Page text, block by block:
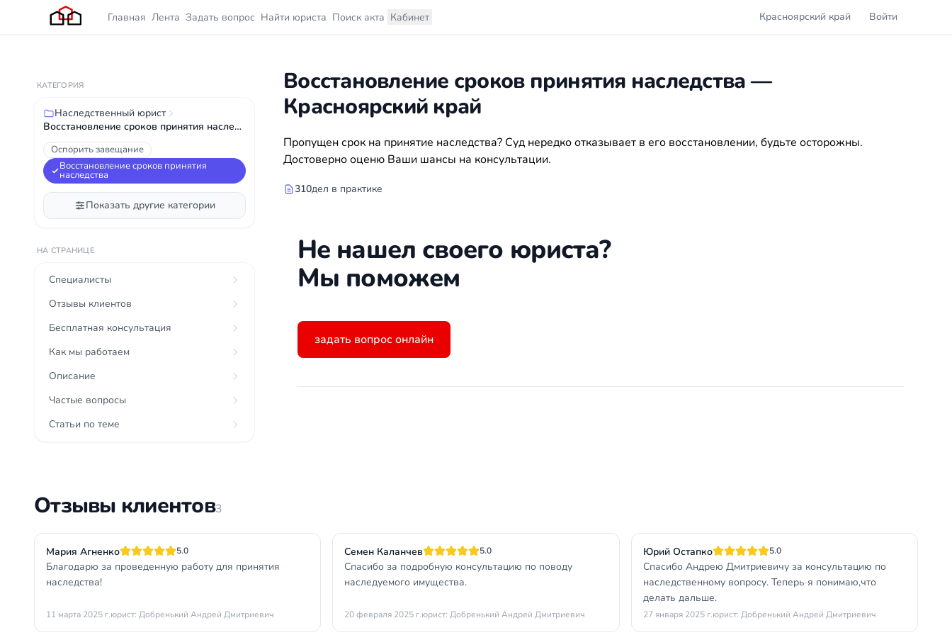
Главная Лента Задать вопрос Найти юриста Поиск акта Кабинет Красноярский край Войти
КАТЕГОРИЯ
Наследственный юрист
Восстановление сроков принятия наследства
Оспорить завещание
Восстановление сроков принятия
наследства
Показать другие категории
НА СТРАНИЦЕ
Специалисты
Отзывы клиентов
Бесплатная консультация
Как мы работаем
Описание
Частые вопросы
Статьи по теме
Восстановление сроков принятия наследства —
Красноярский край
Пропущен срок на принятие наследства? Суд нередко отказывает в его восстановлении, будьте осторожны.
Достоверно оценю Ваши шансы на консультации.
310дел в практике
Не нашел своего юриста?
Мы поможем
задать вопрос онлайн
Отзывы клиентов3
Мария Агненко 5.0
Благодарю за проведенную работу для принятия
наследства!
11 марта 2025 г.юрист: Добренький Андрей Дмитриевич
Семен Каланчев 5.0
Спасибо за подробную консультацию по поводу
наследуемого имущества.
20 февраля 2025 г.юрист: Добренький Андрей Дмитриевич
Юрий Остапко 5.0
Спасибо Андрею Дмитриевичу за консультацию по
наследственному вопросу. Теперь я понимаю,что
делать дальше.
27 января 2025 г.юрист: Добренький Андрей Дмитриевич